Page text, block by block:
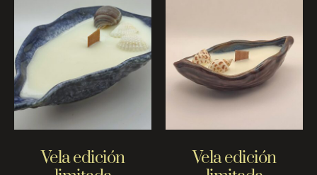
Vela edición
Vela edición